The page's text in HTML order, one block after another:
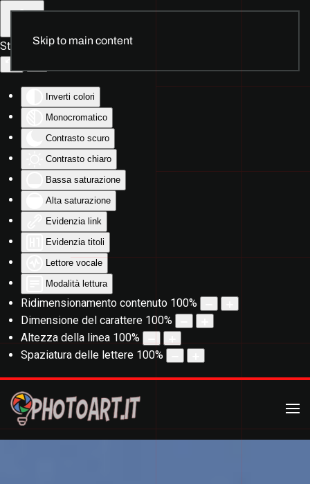
Strumenti di accessibilità
Inverti colori
Monocromatico
Contrasto scuro
Contrasto chiaro
Bassa saturazione
Alta saturazione
Evidenzia link
Evidenzia titoli
Lettore vocale
Modalità lettura
Ridimensionamento contenuto 100%
Dimensione del carattere 100%
Altezza della linea 100%
Spaziatura delle lettere 100%
Skip to main content